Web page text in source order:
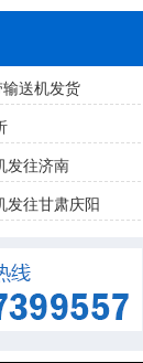
送机发货
发往济南
发往甘肃庆阳